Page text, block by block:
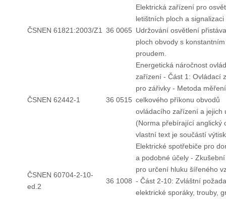
ČSNEN 61821:2003/Z1 36 0065
Elektrická zařízení pro
letištních ploch a signalizaci
Udržování osvětlení
ploch obvody s konstantním
proudem.
ČSNEN 62442-1 36 0515
Energetická náročnost
zařízení - Část 1: Ovládací
pro zářivky - Metoda měření
celkového příkonu obvodů
ovládacího zařízení a jejich
(Norma přebírající anglický
vlastní text je součástí
ČSNEN 60704-2-10-
ed.2
36 1008
Elektrické spotřebiče pro
a podobné účely -
pro určení hluku šířeného
- Část 2-10: Zvláštní
elektrické sporáky, trouby,